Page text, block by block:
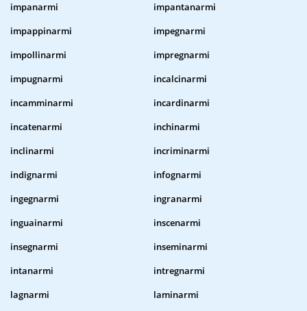
impanarmi
impantanarmi
impappinarmi
impegnarmi
impollinarmi
impregnarmi
impugnarmi
incalcinarmi
incamminarmi
incardinarmi
incatenarmi
inchinarmi
inclinarmi
incriminarmi
indignarmi
infognarmi
ingegnarmi
ingranarmi
inguainarmi
inscenarmi
insegnarmi
inseminarmi
intanarmi
intregnarmi
lagnarmi
laminarmi